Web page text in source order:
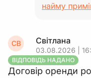
найму
СВ Світлана
03.08.2026 |
ВІДПОВІДЬ НАДАНО
Договір оренди